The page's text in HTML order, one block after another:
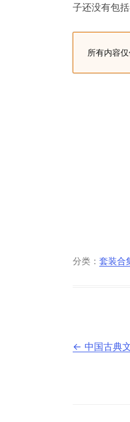
子还没有包
所有内容
分类：套装合
文
章
← 中国古典